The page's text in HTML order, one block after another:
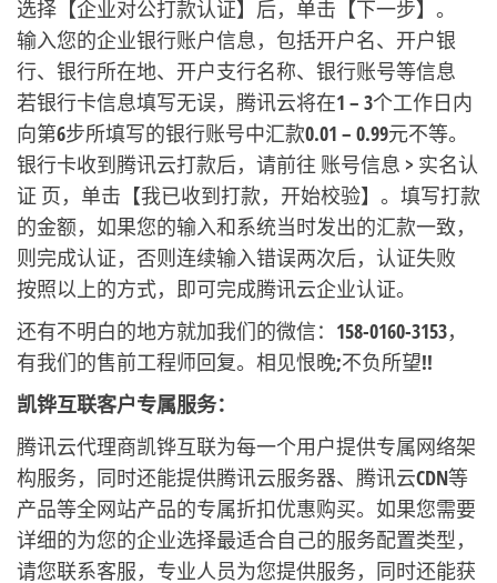
选择【企业对公打款认证】后，单击【下一步】。
输入您的企业银行账户信息，包括开户名、开户银
行、银行所在地、开户支行名称、银行账号等信息
若银行卡信息填写无误，腾讯云将在1 – 3个工作日内
向第6步所填写的银行账号中汇款0.01 – 0.99元不等。
银行卡收到腾讯云打款后，请前往 账号信息 > 实名认
证 页，单击【我已收到打款，开始校验】。填写打款
的金额，如果您的输入和系统当时发出的汇款一致，
则完成认证，否则连续输入错误两次后，认证失败
按照以上的方式，即可完成腾讯云企业认证。
还有不明白的地方就加我们的微信：158-0160-3153，
有我们的售前工程师回复。相见恨晚;不负所望!!
凯铧互联客户专属服务：
腾讯云代理商凯铧互联为每一个用户提供专属网络架
构服务，同时还能提供腾讯云服务器、腾讯云CDN等
产品等全网站产品的专属折扣优惠购买。如果您需要
详细的为您的企业选择最适合自己的服务配置类型，
请您联系客服，专业人员为您提供服务，同时还能获